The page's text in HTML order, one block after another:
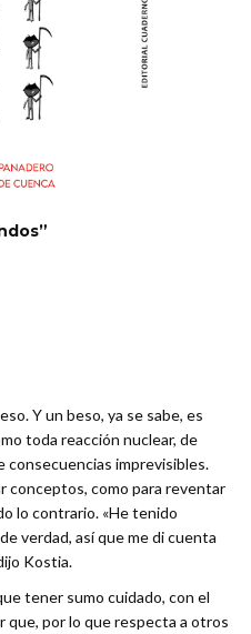
Y un beso, ya se sabe, es
toda reacción nuclear, de
consecuencias imprevisibles.
conceptos, como para reventar
lo contrario. «He tenido
verdad, así que me di cuenta
Kostia.
tener sumo cuidado, con el
que, por lo que respecta a otros